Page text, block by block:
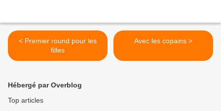
< Premier round pour les
filles
Avec les copains >
Hébergé par Overblog
Top articles